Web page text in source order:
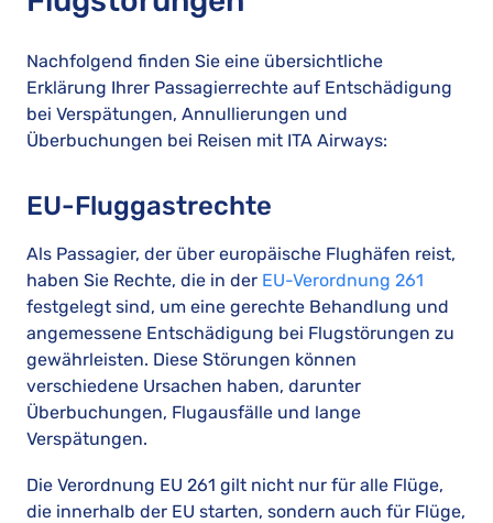
Nachfolgend finden Sie eine übersichtliche
Erklärung Ihrer Passagierrechte auf Entschädigung
bei Verspätungen, Annullierungen und
Überbuchungen bei Reisen mit ITA Airways:
EU-Fluggastrechte
Als Passagier, der über europäische Flughäfen reist,
haben Sie Rechte, die in der EU-Verordnung 261
festgelegt sind, um eine gerechte Behandlung und
angemessene Entschädigung bei Flugstörungen zu
gewährleisten. Diese Störungen können
verschiedene Ursachen haben, darunter
Überbuchungen, Flugausfälle und lange
Verspätungen.
Die Verordnung EU 261 gilt nicht nur für alle Flüge,
die innerhalb der EU starten, sondern auch für Flüge,